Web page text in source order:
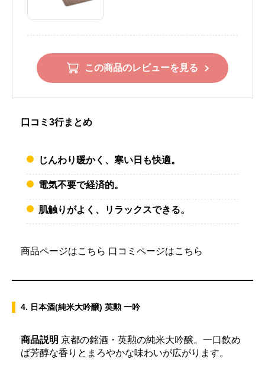
この商品のレビューを見る
口コミ3行まとめ
じんわり暖かく、寒い日も快適。
電気不要で経済的。
肌触りがよく、リラックスできる。
商品ページはこちら 口コミページはこちら
4. 日本酒(純米大吟醸) 英勲 一吟
商品説明 京都の銘酒・英勲の純米大吟醸。一口飲め
ば芳醇な香りとまろやかな味わいが広がります。